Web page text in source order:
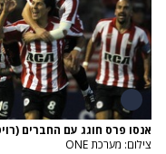
אנסו פרס חוגג עם החברים
צילום: מערכת ONE